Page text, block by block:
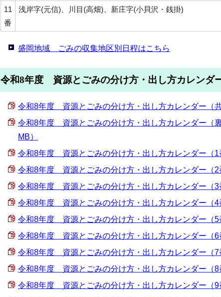
11
番
浅岸字(元信)、川目(高畑)、新庄字(小貝沢・銭掛)
盛岡地域 ごみの収集地区別日程はこちら
令和8年度 資源とごみの分け方・出し方カレンダ
令和8年度 資源とごみの分け方・出し方カレンダー（
令和8年度 資源とごみの分け方・出し方カレンダー（
MB）
令和8年度 資源とごみの分け方・出し方カレンダー（1
令和8年度 資源とごみの分け方・出し方カレンダー（2
令和8年度 資源とごみの分け方・出し方カレンダー（3
令和8年度 資源とごみの分け方・出し方カレンダー（4
令和8年度 資源とごみの分け方・出し方カレンダー（5
令和8年度 資源とごみの分け方・出し方カレンダー（6
令和8年度 資源とごみの分け方・出し方カレンダー（7
令和8年度 資源とごみの分け方・出し方カレンダー（8
令和8年度 資源とごみの分け方・出し方カレンダー（9